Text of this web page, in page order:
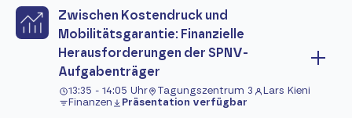
Zwischen Kostendruck und
Mobilitätsgarantie: Finanzielle
Herausforderungen der SPNV-
Aufgabenträger
13:35 - 14:05 Uhr Tagungszentrum 3
Lars Kieni
Finanzen
Präsentation verfügbar